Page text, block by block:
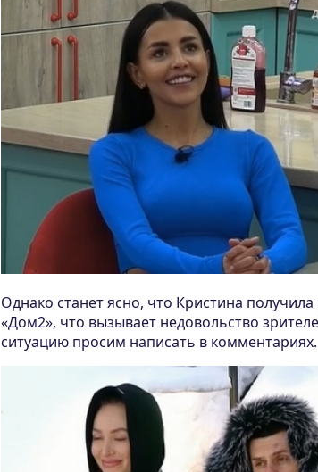
Однако станет ясно, что Кристина
«Дом2», что вызывает недовольство
ситуацию просим написать в комментариях.